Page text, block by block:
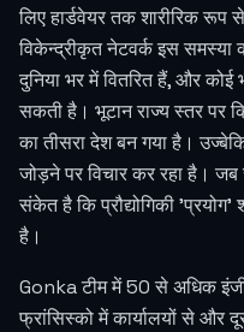
लिए हार्डवेयर तक शारीरिक
विकेन्द्रीकृत नेटवर्क इस समस्या
दुनिया भर में वितरित हैं, और
सकती है। भूटान राज्य स्तर पर
का तीसरा देश बन गया है।
जोड़ने पर विचार कर रहा है।
संकेत है कि प्रौद्योगिकी
है।
Gonka टीम में 50 से अधिक
फ्रांसिस्को में कार्यालयों से और